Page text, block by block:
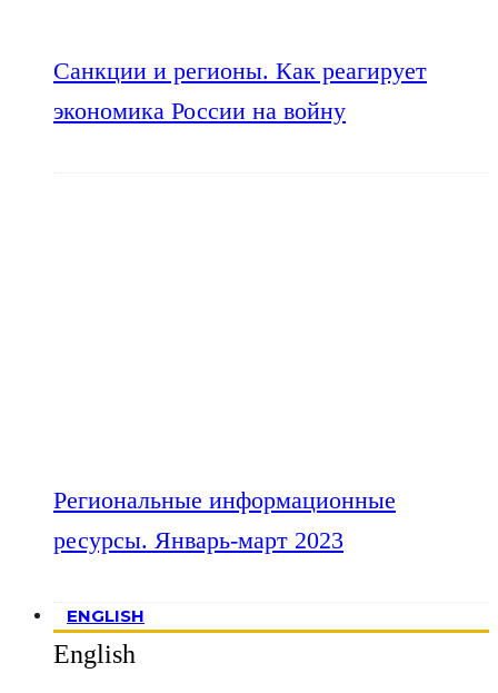
Санкции и регионы. Как реагирует
экономика России на войну
Региональные информационные
ресурсы. Январь-март 2023
ENGLISH
English